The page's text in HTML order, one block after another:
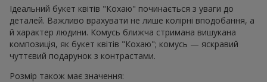
Ідеальний букет квітів "Кохаю" починається з уваги до
деталей. Важливо врахувати не лише колірні вподобання, а
й характер людини. Комусь ближча стримана вишукана
композиція, як букет квітів "Кохаю"; комусь — яскравий
чуттєвий подарунок з контрастами.
Розмір також має значення: